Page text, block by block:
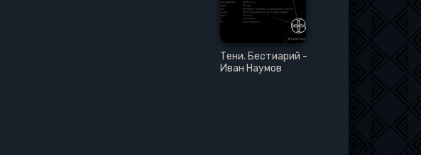
Тени. Бестиарий -
Иван Наумов